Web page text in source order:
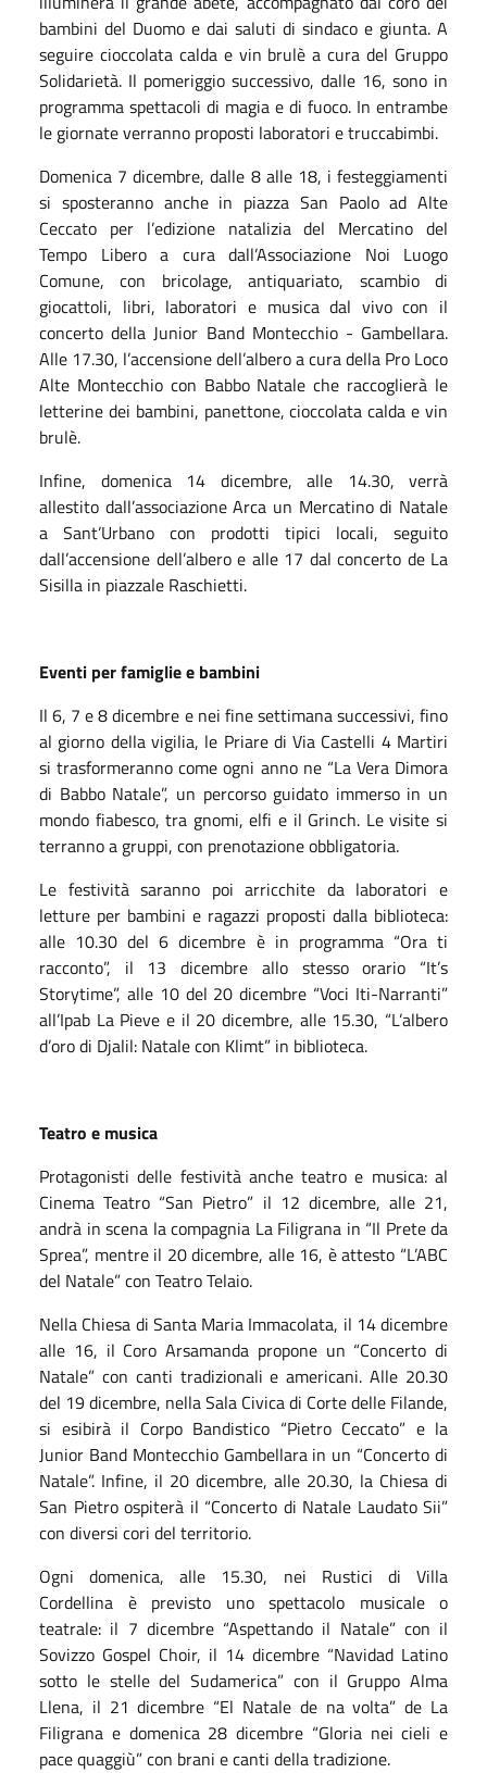
bambini del Duomo e dai saluti di sindaco e giunta. A
seguire cioccolata calda e vin brulè a cura del Gruppo
Solidarietà. Il pomeriggio successivo, dalle 16, sono in
programma spettacoli di magia e di fuoco. In entrambe
le giornate verranno proposti laboratori e truccabimbi.
Domenica 7 dicembre, dalle 8 alle 18, i festeggiamenti
si sposteranno anche in piazza San Paolo ad Alte
Ceccato per l’edizione natalizia del Mercatino del
Tempo Libero a cura dall’Associazione Noi Luogo
Comune, con bricolage, antiquariato, scambio di
giocattoli, libri, laboratori e musica dal vivo con il
concerto della Junior Band Montecchio - Gambellara.
Alle 17.30, l’accensione dell’albero a cura della Pro Loco
Alte Montecchio con Babbo Natale che raccoglierà le
letterine dei bambini, panettone, cioccolata calda e vin
brulè.
Infine, domenica 14 dicembre, alle 14.30, verrà
allestito dall’associazione Arca un Mercatino di Natale
a Sant’Urbano con prodotti tipici locali, seguito
dall’accensione dell’albero e alle 17 dal concerto de La
Sisilla in piazzale Raschietti.
Eventi per famiglie e bambini
Il 6, 7 e 8 dicembre e nei fine settimana successivi, fino
al giorno della vigilia, le Priare di Via Castelli 4 Martiri
si trasformeranno come ogni anno ne “La Vera Dimora
di Babbo Natale”, un percorso guidato immerso in un
mondo fiabesco, tra gnomi, elfi e il Grinch. Le visite si
terranno a gruppi, con prenotazione obbligatoria.
Le festività saranno poi arricchite da laboratori e
letture per bambini e ragazzi proposti dalla biblioteca:
alle 10.30 del 6 dicembre è in programma “Ora ti
racconto”, il 13 dicembre allo stesso orario “It’s
Storytime”, alle 10 del 20 dicembre “Voci Iti-Narranti”
all’Ipab La Pieve e il 20 dicembre, alle 15.30, “L’albero
d’oro di Djalil: Natale con Klimt” in biblioteca.
Teatro e musica
Protagonisti delle festività anche teatro e musica: al
Cinema Teatro “San Pietro” il 12 dicembre, alle 21,
andrà in scena la compagnia La Filigrana in “Il Prete da
Sprea”, mentre il 20 dicembre, alle 16, è attesto “L’ABC
del Natale” con Teatro Telaio.
Nella Chiesa di Santa Maria Immacolata, il 14 dicembre
alle 16, il Coro Arsamanda propone un “Concerto di
Natale” con canti tradizionali e americani. Alle 20.30
del 19 dicembre, nella Sala Civica di Corte delle Filande,
si esibirà il Corpo Bandistico “Pietro Ceccato” e la
Junior Band Montecchio Gambellara in un “Concerto di
Natale”. Infine, il 20 dicembre, alle 20.30, la Chiesa di
San Pietro ospiterà il “Concerto di Natale Laudato Sii”
con diversi cori del territorio.
Ogni domenica, alle 15.30, nei Rustici di Villa
Cordellina è previsto uno spettacolo musicale o
teatrale: il 7 dicembre “Aspettando il Natale” con il
Sovizzo Gospel Choir, il 14 dicembre “Navidad Latino
sotto le stelle del Sudamerica” con il Gruppo Alma
Llena, il 21 dicembre “El Natale de na volta” de La
Filigrana e domenica 28 dicembre “Gloria nei cieli e
pace quaggiù” con brani e canti della tradizione.